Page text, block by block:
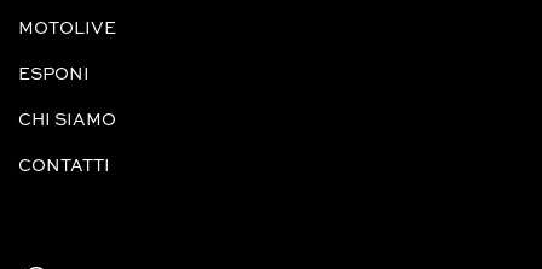
MOTOLIVE
ESPONI
CHI SIAMO
CONTATTI